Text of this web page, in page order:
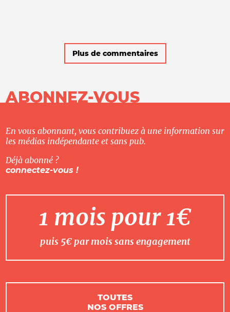
Plus de commentaires
ABONNEZ-VOUS
En vous abonnant, vous contribuez à une information sur
les médias indépendante et sans pub.
Déjà abonné ?
connectez-vous !
1 mois pour 1€
puis 5€ par mois sans engagement
TOUTES
NOS OFFRES